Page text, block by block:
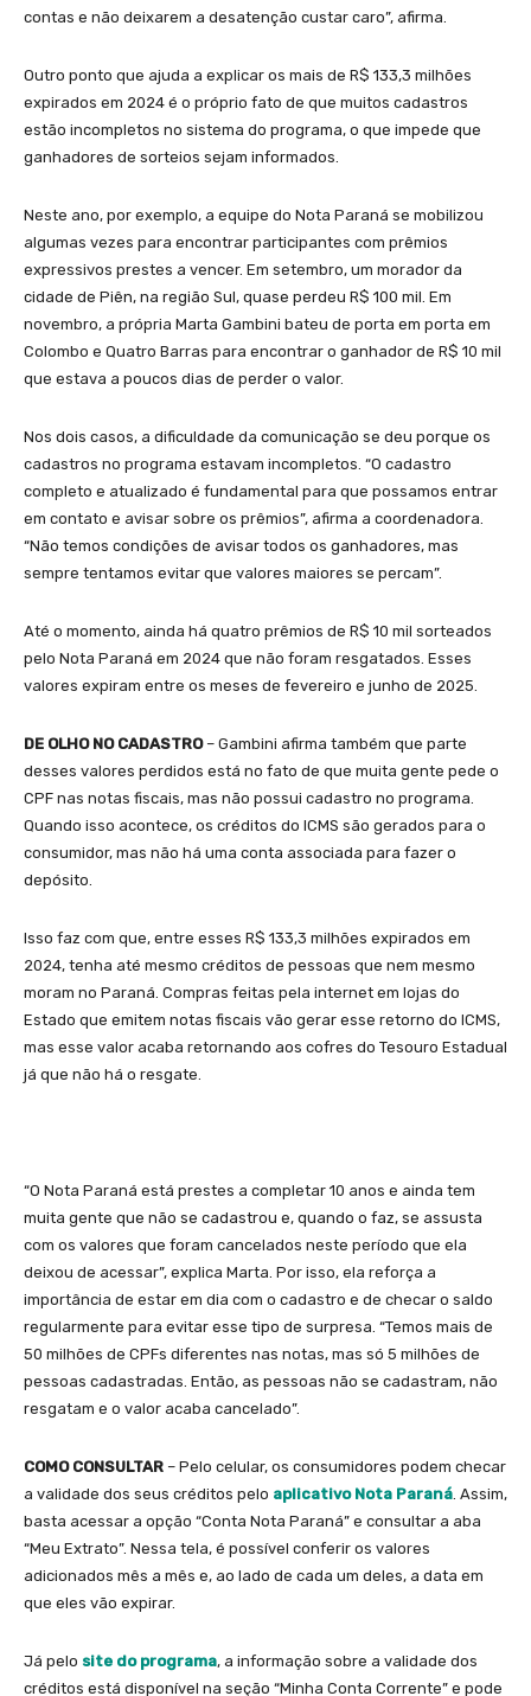
contas e não deixarem a desatenção custar caro”, afirma.
Outro ponto que ajuda a explicar os mais de R$ 133,3 milhões
expirados em 2024 é o próprio fato de que muitos cadastros
estão incompletos no sistema do programa, o que impede que
ganhadores de sorteios sejam informados.
Neste ano, por exemplo, a equipe do Nota Paraná se mobilizou
algumas vezes para encontrar participantes com prêmios
expressivos prestes a vencer. Em setembro, um morador da
cidade de Piên, na região Sul, quase perdeu R$ 100 mil. Em
novembro, a própria Marta Gambini bateu de porta em porta em
Colombo e Quatro Barras para encontrar o ganhador de R$ 10 mil
que estava a poucos dias de perder o valor.
Nos dois casos, a dificuldade da comunicação se deu porque os
cadastros no programa estavam incompletos. “O cadastro
completo e atualizado é fundamental para que possamos entrar
em contato e avisar sobre os prêmios”, afirma a coordenadora.
“Não temos condições de avisar todos os ganhadores, mas
sempre tentamos evitar que valores maiores se percam”.
Até o momento, ainda há quatro prêmios de R$ 10 mil sorteados
pelo Nota Paraná em 2024 que não foram resgatados. Esses
valores expiram entre os meses de fevereiro e junho de 2025.
DE OLHO NO CADASTRO– Gambini afirma também que parte
desses valores perdidos está no fato de que muita gente pede o
CPF nas notas fiscais, mas não possui cadastro no programa.
Quando isso acontece, os créditos do ICMS são gerados para o
consumidor, mas não há uma conta associada para fazer o
depósito.
Isso faz com que, entre esses R$ 133,3 milhões expirados em
2024, tenha até mesmo créditos de pessoas que nem mesmo
moram no Paraná. Compras feitas pela internet em lojas do
Estado que emitem notas fiscais vão gerar esse retorno do ICMS,
mas esse valor acaba retornando aos cofres do Tesouro Estadual
já que não há o resgate.
“O Nota Paraná está prestes a completar 10 anos e ainda tem
muita gente que não se cadastrou e, quando o faz, se assusta
com os valores que foram cancelados neste período que ela
deixou de acessar”, explica Marta. Por isso, ela reforça a
importância de estar em dia com o cadastro e de checar o saldo
regularmente para evitar esse tipo de surpresa. “Temos mais de
50 milhões de CPFs diferentes nas notas, mas só 5 milhões de
pessoas cadastradas. Então, as pessoas não se cadastram, não
resgatam e o valor acaba cancelado”.
COMO CONSULTAR – Pelo celular, os consumidores podem checar
a validade dos seus créditos pelo aplicativo Nota Paraná . Assim,
basta acessar a opção “Conta Nota Paraná” e consultar a aba
“Meu Extrato”. Nessa tela, é possível conferir os valores
adicionados mês a mês e, ao lado de cada um deles, a data em
que eles vão expirar.
Já pelo site do programa, a informação sobre a validade dos
créditos está disponível na seção “Minha Conta Corrente” e pode